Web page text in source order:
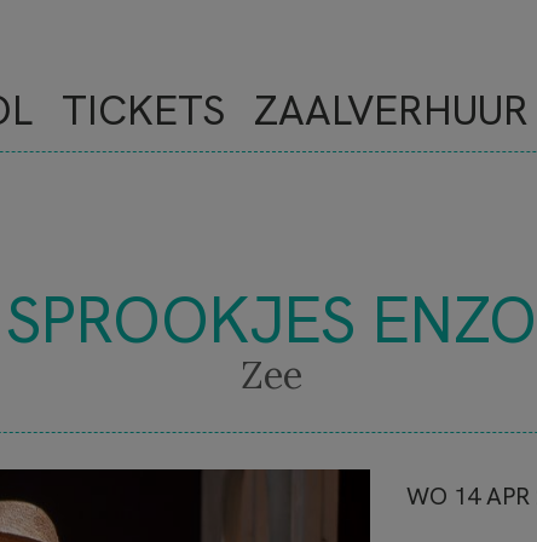
TICKETS ZAALVERHUUR
SPROOKJES ENZO
Zee
WO 14